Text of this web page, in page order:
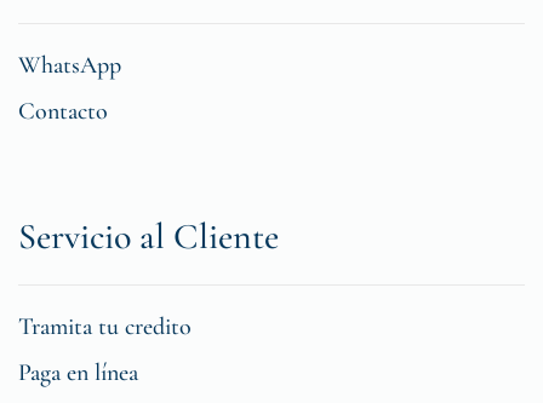
WhatsApp
Contacto
Servicio al Cliente
Tramita tu credito
Paga en línea